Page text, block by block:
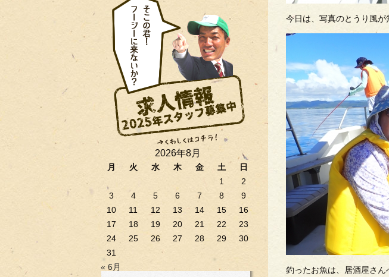
2026年8月
月 火 水 木 金 土
日
1
2
3
4 5 6 7 8
9
10
11 12 13 14 15
16
17
18 19 20 21 22
23
24
25 26 27 28 29
30
31
« 6月
今日は、写真のとうり風
釣ったお魚は、居酒屋さん